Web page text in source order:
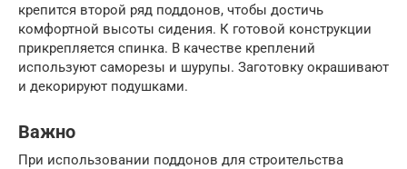
крепится второй ряд поддонов, чтобы достичь
комфортной высоты сидения. К готовой конструкции
прикрепляется спинка. В качестве креплений
используют саморезы и шурупы. Заготовку окрашивают
и декорируют подушками.
Важно
При использовании поддонов для строительства